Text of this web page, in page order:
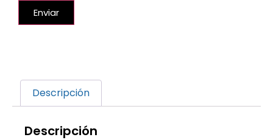
Enviar
Descripción
Descripción